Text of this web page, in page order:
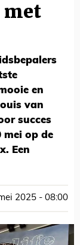
met
en
van
succes
mei op de
Een
2025 - 08:00